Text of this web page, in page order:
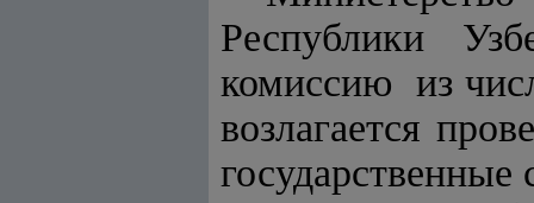
Республики
комиссию из
возлагается